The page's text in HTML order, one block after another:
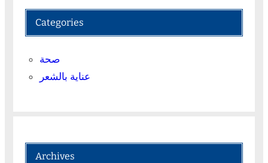
Categories
صحة
عناية بالشعر
Archives